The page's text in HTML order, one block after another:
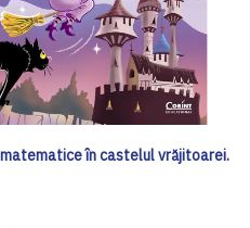
în castelul vrăjitoarei.